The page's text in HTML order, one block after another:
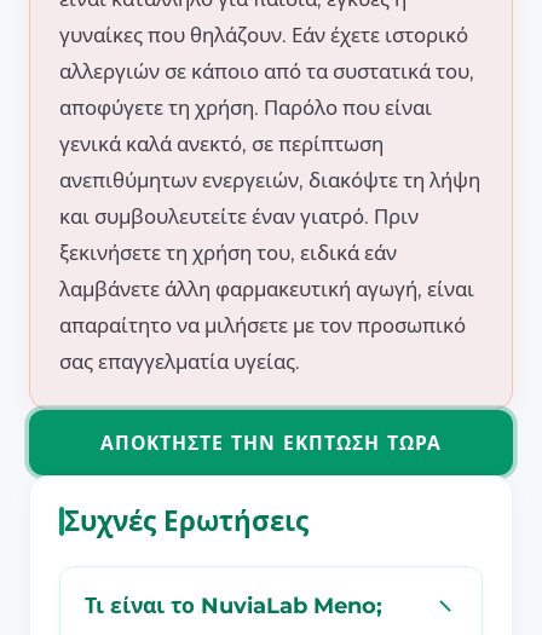
γυναίκες που θηλάζουν. Εάν έχετε ιστορικό
αλλεργιών σε κάποιο από τα συστατικά του,
αποφύγετε τη χρήση. Παρόλο που είναι
γενικά καλά ανεκτό, σε περίπτωση
ανεπιθύμητων ενεργειών, διακόψτε τη λήψη
και συμβουλευτείτε έναν γιατρό. Πριν
ξεκινήσετε τη χρήση του, ειδικά εάν
λαμβάνετε άλλη φαρμακευτική αγωγή, είναι
απαραίτητο να μιλήσετε με τον προσωπικό
σας επαγγελματία υγείας.
ΑΠΟΚΤΉΣΤΕ ΤΗΝ ΈΚΠΤΩΣΗ ΤΏΡΑ
Συχνές Ερωτήσεις
Τι είναι το NuviaLab Meno;